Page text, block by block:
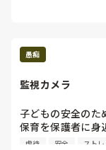
まず直接話して
より「上司に見
との関係は悪化
今でもどう伝え
が、もし同様の
何より」くらい
とをすると思い
愚痴
監視カメラ
子どもの安全のた
保育を保護者に
虐待 安全 ストレ